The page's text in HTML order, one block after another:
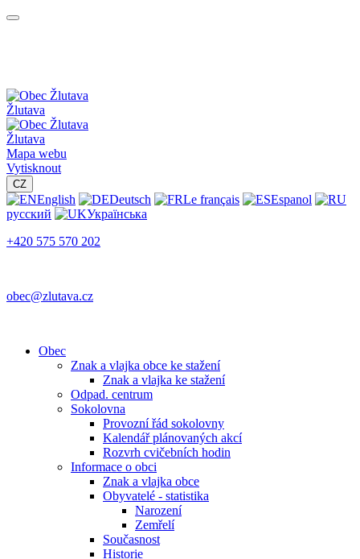
Žlutava
Žlutava
Mapa webu
Vytisknout
CZ
English Deutsch Le français
Espanol
русский
Українська
+420 575 570 202
obec@zlutava.cz
Obec
Znak a vlajka obce ke stažení
Znak a vlajka ke stažení
Odpad. centrum
Sokolovna
Provozní řád sokolovny
Kalendář plánovaných akcí
Rozvrh cvičebních hodin
Informace o obci
Znak a vlajka obce
Obyvatelé - statistika
Narození
Zemřelí
Současnost
Historie